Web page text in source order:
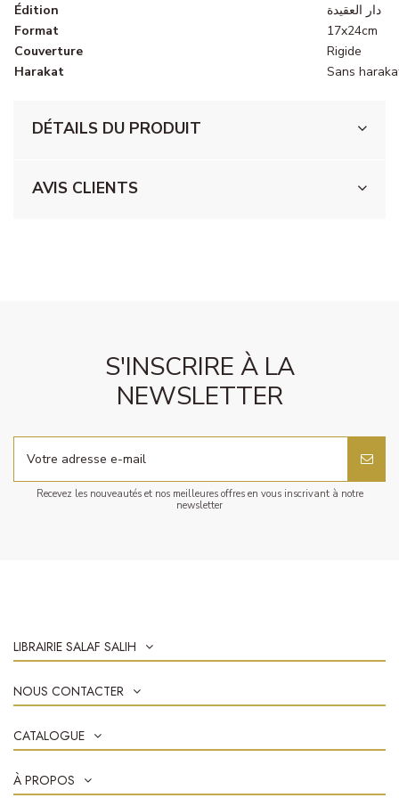
Édition
دار العقيدة
Format
17x24cm
Couverture
Rigide
Harakat
Sans
DÉTAILS DU PRODUIT
AVIS CLIENTS
S'INSCRIRE À LA
NEWSLETTER
Recevez les nouveautés et nos meilleures offres en vous inscrivant à notre
newsletter
LIBRAIRIE SALAF SALIH
NOUS CONTACTER
CATALOGUE
À PROPOS